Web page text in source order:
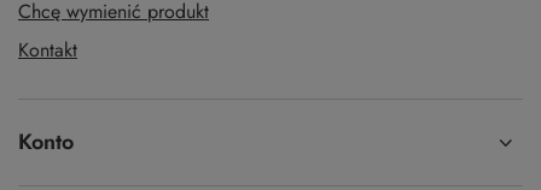
Chcę wymienić produkt
Kontakt
Konto